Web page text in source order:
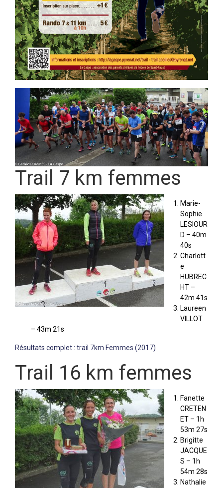
Trail 7 km femmes
Marie-
Sophie
LESIOUR
D – 40m
40s
Charlott
e
HUBREC
HT –
42m 41s
Laureen
VILLOT
– 43m 21s
Résultats complet : trail 7km Femmes (2017)
Trail 16 km femmes
Fanette
CRETEN
ET – 1h
53m 27s
Brigitte
JACQUE
S – 1h
54m 28s
Nathalie